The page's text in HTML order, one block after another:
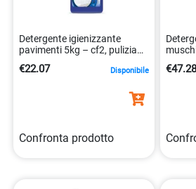
Detergente igienizzante
pavimenti 5kg – cf2, pulizia
8054633831410
€22.07 Disponibile
Confronta prodotto
€47.28